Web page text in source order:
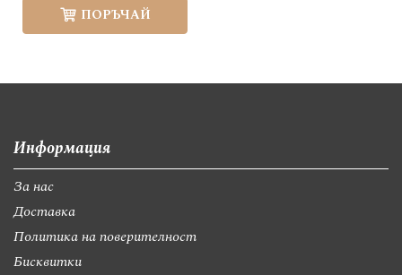
ПОРЪЧАЙ
Информация
За нас
Доставка
Политика на поверителност
Бисквитки